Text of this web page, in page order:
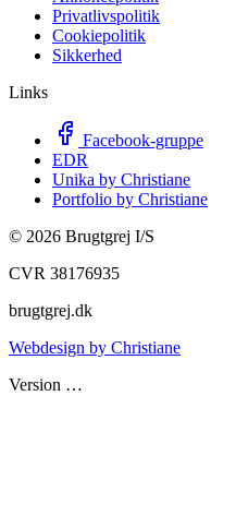
Privatlivspolitik
Cookiepolitik
Sikkerhed
Links
Facebook-gruppe
EDR
Unika by Christiane
Portfolio by Christiane
© 2026 Brugtgrej I/S
CVR 38176935
brugtgrej.dk
Webdesign by Christiane
Version …